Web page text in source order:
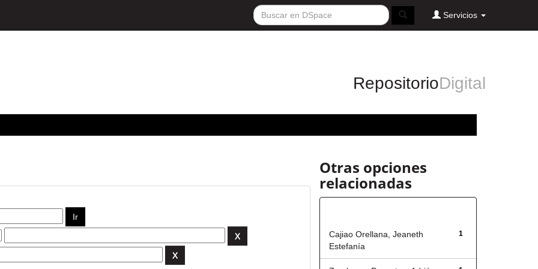
Servicios
RepositorioDigital
Otras opciones
relacionadas
1
Cajiao Orellana, Jeaneth
Estefanía